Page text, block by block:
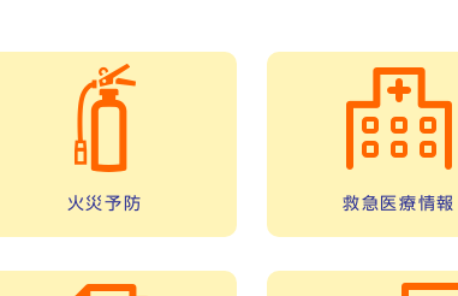
火災予防 救急医療情報